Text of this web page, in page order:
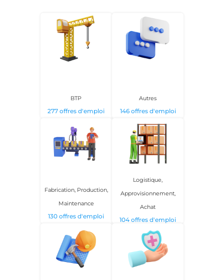
BTP
277 offres d'emploi
Autres
146 offres d'emploi
Fabrication, Production,
Maintenance
130 offres d'emploi
Logistique,
Approvisionnement,
Achat
104 offres d'emploi